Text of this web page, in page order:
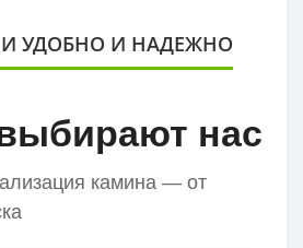
УДОБНО И НАДЕЖНО
нас
камина — от